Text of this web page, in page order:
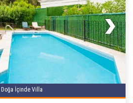
Doğa İçinde Villa